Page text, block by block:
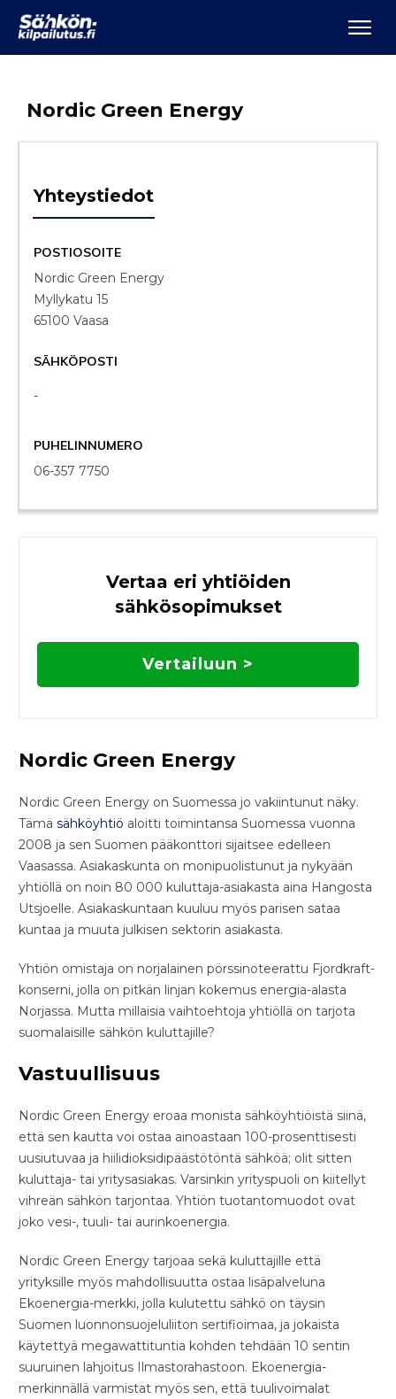
Nordic Green Energy
Yhteystiedot
POSTIOSOITE
Nordic Green Energy
Myllykatu 15
65100 Vaasa
SÄHKÖPOSTI
-
PUHELINNUMERO
06-357 7750
Vertaa eri yhtiöiden
sähkösopimukset
Vertailuun >
Nordic Green Energy
Nordic Green Energy on Suomessa jo vakiintunut näky.
Tämä sähköyhtiö aloitti toimintansa Suomessa vuonna
2008 ja sen Suomen pääkonttori sijaitsee edelleen
Vaasassa. Asiakaskunta on monipuolistunut ja nykyään
yhtiöllä on noin 80 000 kuluttaja-asiakasta aina Hangosta
Utsjoelle. Asiakaskuntaan kuuluu myös parisen sataa
kuntaa ja muuta julkisen sektorin asiakasta.
Yhtiön omistaja on norjalainen pörssinoteerattu Fjordkraft-
konserni, jolla on pitkän linjan kokemus energia-alasta
Norjassa. Mutta millaisia vaihtoehtoja yhtiöllä on tarjota
suomalaisille sähkön kuluttajille?
Vastuullisuus
Nordic Green Energy eroaa monista sähköyhtiöistä siinä,
että sen kautta voi ostaa ainoastaan 100-prosenttisesti
uusiutuvaa ja hiilidioksidipäästötöntä sähköä; olit sitten
kuluttaja- tai yritysasiakas. Varsinkin yrityspuoli on kiitellyt
vihreän sähkön tarjontaa. Yhtiön tuotantomuodot ovat
joko vesi-, tuuli- tai aurinkoenergia.
Nordic Green Energy tarjoaa sekä kuluttajille että
yrityksille myös mahdollisuutta ostaa lisäpalveluna
Ekoenergia-merkki, jolla kulutettu sähkö on täysin
Suomen luonnonsuojeluliiton sertifioimaa, ja jokaista
käytettyä megawattituntia kohden tehdään 10 sentin
suuruinen lahjoitus Ilmastorahastoon. Ekoenergia-
merkinnällä varmistat myös sen, että tuulivoimalat